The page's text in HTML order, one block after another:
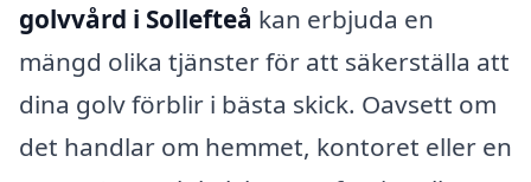
golvvård i Sollefteå kan erbjuda en
mängd olika tjänster för att säkerställa att
dina golv förblir i bästa skick. Oavsett om
det handlar om hemmet, kontoret eller en